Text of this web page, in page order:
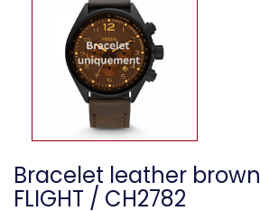
Bracelet leather
FLIGHT / CH2782